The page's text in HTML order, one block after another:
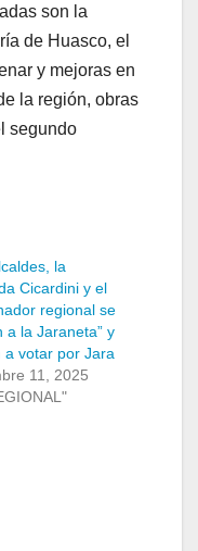
son la
de Huasco, el
y mejoras en
la región, obras
segundo
la
Cicardini y el
regional se
a la Jaraneta” y
a votar por Jara
11, 2025